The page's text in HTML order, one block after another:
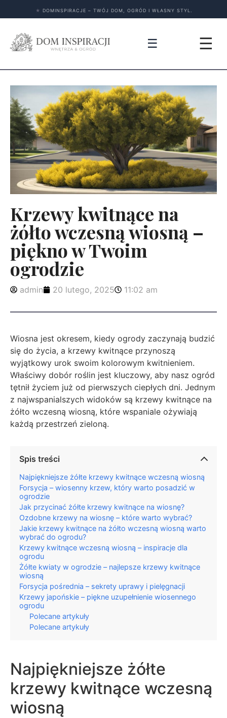
★ DOMINSPIRACJE – TWÓJ DOM, OGRÓD I WŁASNY STYL.
☰ ☰
Krzewy kwitnące na
żółto wczesną wiosną –
piękno w Twoim
ogrodzie
admin 20 lutego, 2025 11:02 am
Wiosna jest okresem, kiedy ogrody zaczynają budzić
się do życia, a krzewy kwitnące przynoszą
wyjątkowy urok swoim kolorowym kwitnieniem.
Właściwy dobór roślin jest kluczowy, aby nasz ogród
tętnił życiem już od pierwszych ciepłych dni. Jednym
z najwspanialszych widoków są krzewy kwitnące na
żółto wczesną wiosną, które wspaniale ożywiają
każdą przestrzeń zieloną.
Spis treści
Najpiękniejsze żółte krzewy kwitnące wczesną wiosną
Forsycja – wiosenny krzew, który warto posadzić w
ogrodzie
Jak przycinać żółte krzewy kwitnące na wiosnę?
Ozdobne krzewy na wiosnę – które warto wybrać?
Jakie krzewy kwitnące na żółto wczesną wiosną warto
wybrać do ogrodu?
Krzewy kwitnące wczesną wiosną – inspiracje dla
ogrodu
Żółte kwiaty w ogrodzie – najlepsze krzewy kwitnące
wiosną
Forsycja pośrednia – sekrety uprawy i pielęgnacji
Krzewy japońskie – piękne uzupełnienie wiosennego
ogrodu
Polecane artykuły
Polecane artykuły
Najpiękniejsze żółte
krzewy kwitnące wczesną
wiosną